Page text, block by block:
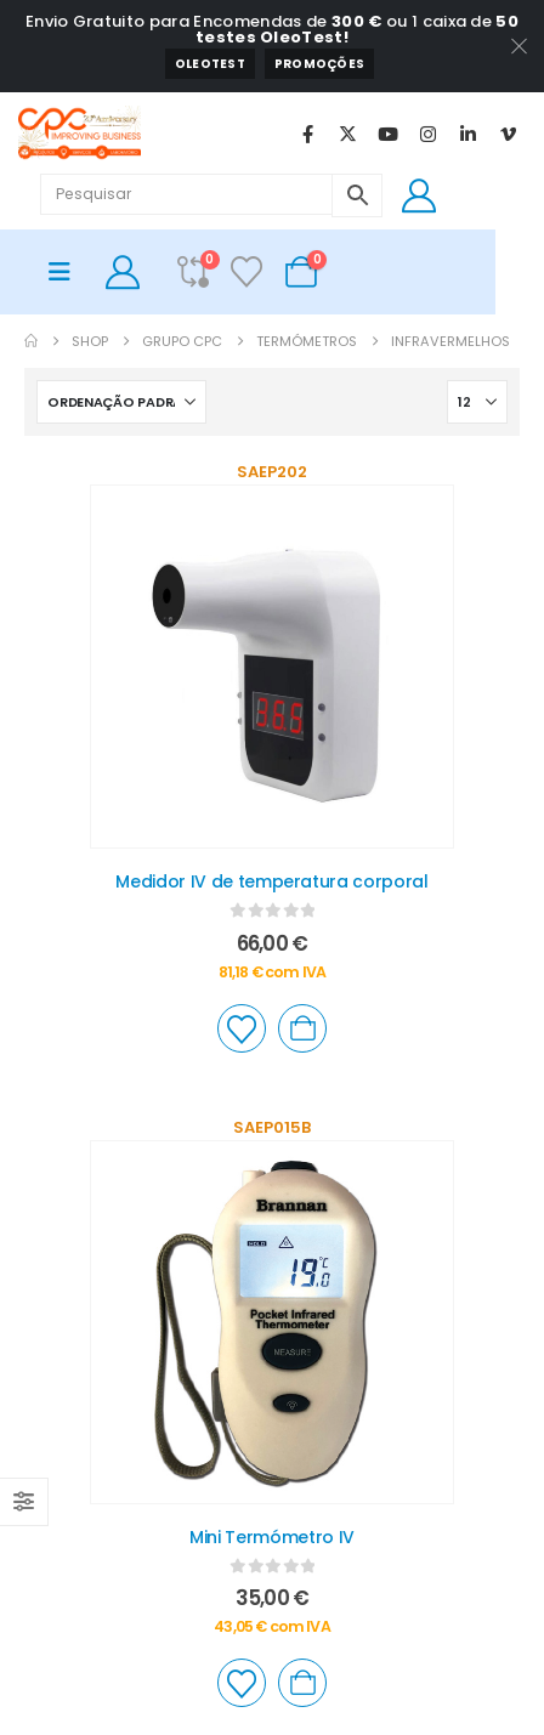
Envio Gratuito para Encomendas de 300 € ou 1 caixa de 50
testes OleoTest!
OLEOTEST PROMOÇÕES
0 0
SHOP GRUPO CPC TERMÓMETROS INFRAVERMELHOS
SAEP202
Medidor IV de temperatura corporal
0out of 5
66,00€
81,18 €com IVA
SAEP015B
Mini Termómetro IV
0out of 5
35,00€
43,05€com IVA